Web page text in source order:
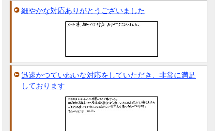
細やかな対応ありがとうございました
迅速かつていねいな対応をしていただき、非常に満足
しております